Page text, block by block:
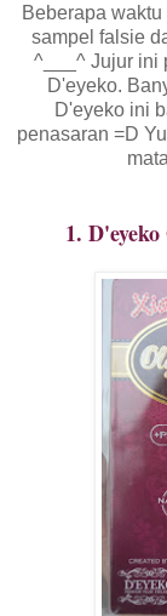
Beberapa
sampel falsie
^___^ Jujur ini
D'eyeko.
D'eyeko ini
penasaran =D
1.